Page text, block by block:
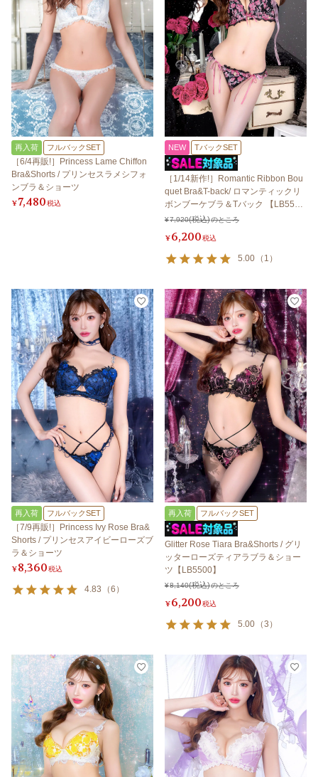
再入荷 フルバックSET
［6/4再販!］Princess Lame Chiffon
Bra&Shorts / プリンセスラメシフォ
ンブラ＆ショーツ
¥7,480税込
NEW TバックSET
［1/14新作!］Romantic Ribbon Bou
quet Bra&T-back/ ロマンティックリ
ボンブーケブラ＆Tバック 【LB550
0】
¥7,920 のところ
¥6,200税込
5.00 （ 1 ）
再入荷 フルバックSET
［7/9再販!］Princess Ivy Rose Bra&
Shorts / プリンセスアイビーローズブ
ラ＆ショーツ
¥8,360税込
4.83 （6 ）
再入荷 フルバックSET
Glitter Rose Tiara Bra&Shorts / グリ
ッターローズティアラブラ＆ショー
ツ【LB5500】
¥8,140 のところ
¥6,200税込
5.00 （3 ）